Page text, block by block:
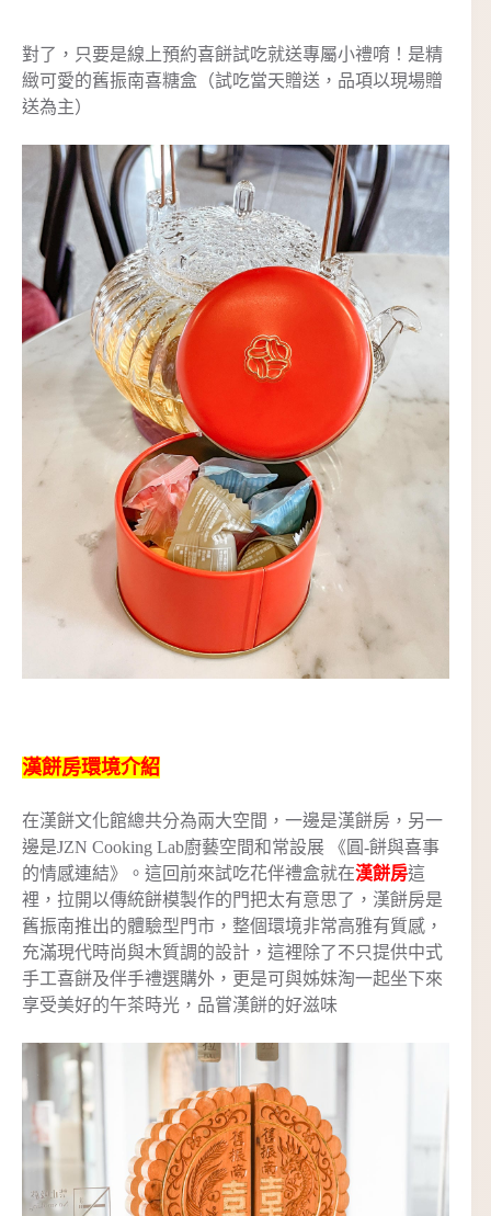
對了，只要是線上預約喜餅試吃就送專屬小禮唷！是精
緻可愛的舊振南喜糖盒（試吃當天贈送，品項以現場贈
送為主）
漢餅房環境介紹
在漢餅文化館總共分為兩大空間，一邊是漢餅房，另一
邊是JZN Cooking Lab廚藝空間和常設展 《圓-餅與喜事
的情感連結》。這回前來試吃花伴禮盒就在漢餅房這
裡，拉開以傳統餅模製作的門把太有意思了，漢餅房是
舊振南推出的體驗型門市，整個環境非常高雅有質感，
充滿現代時尚與木質調的設計，這裡除了不只提供中式
手工喜餅及伴手禮選購外，更是可與姊妹淘一起坐下來
享受美好的午茶時光，品嘗漢餅的好滋味